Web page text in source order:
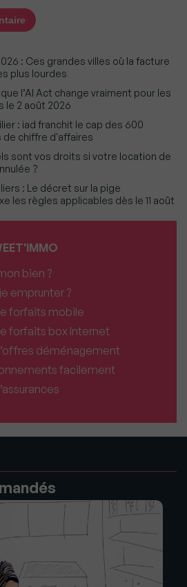
: Ces grandes villes où la facture
plus lourdes
l’AI Act change vraiment pour les
le 2 août 2026
: iad franchit le cap des 600
de chiffre d'affaires
sont vos droits si votre location de
?
: Le décret sur la pige
les règles applicables dès le 11 août
bien ?
emprunter ?
forfaits mobile
forfaits box Internet
déménagement
facilement